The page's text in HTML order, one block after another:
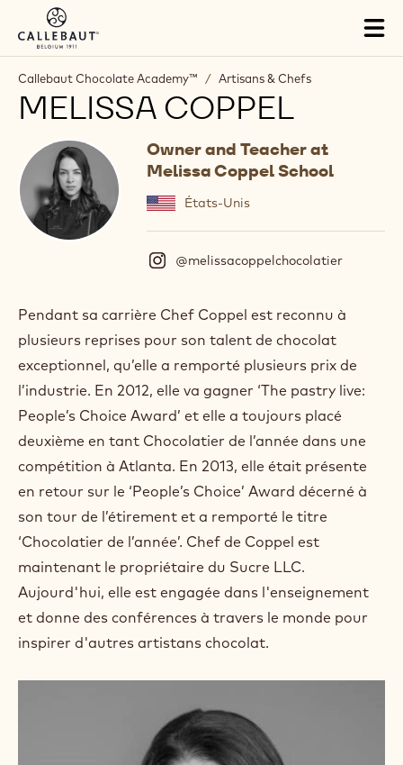
Skip to main content
Callebaut Chocolate Academy™ / Artisans & Chefs
MELISSA COPPEL
Owner and Teacher at
Melissa Coppel School
États-Unis
@melissacoppelchocolatier
s
g
a
.
O
p
e
n
e
Pendant sa carrière Chef Coppel est reconnu à
plusieurs reprises pour son talent de chocolat
exceptionnel, qu’elle a remporté plusieurs prix de
l’industrie. En 2012, elle va gagner ‘The pastry live:
People’s Choice Award’ et elle a toujours placé
deuxième en tant Chocolatier de l’année dans une
compétition à Atlanta. En 2013, elle était présente
en retour sur le ‘People’s Choice’ Award décerné à
son tour de l’étirement et a remporté le titre
‘Chocolatier de l’année’. Chef de Coppel est
maintenant le propriétaire du Sucre LLC.
Aujourd'hui, elle est engagée dans l'enseignement
et donne des conférences à travers le monde pour
inspirer d'autres artistans chocolat.